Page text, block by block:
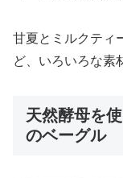
甘夏とミルクティ
ど、いろいろな素
天然酵母を
のベーグル